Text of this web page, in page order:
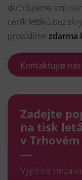
dodržujeme
ceník letáků bez
provádíme zdarma
Kontaktujte nás
Zadejte
na tisk
v
Vyplňte